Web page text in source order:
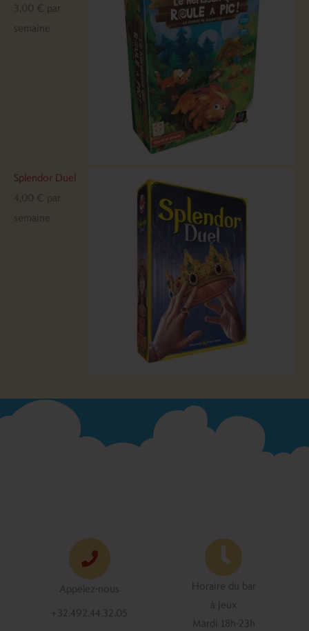
3,00 € par
semaine
Splendor Duel
4,00 € par
semaine
Appelez-nous
+32.492.44.32.05
Horaire du bar
à jeux
Mardi 18h-23h